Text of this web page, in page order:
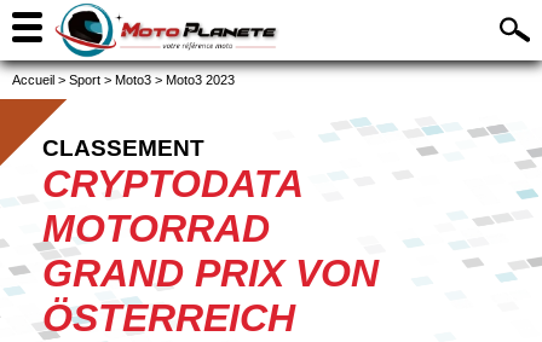
Accueil > Sport > Moto3 > Moto3 2023
CLASSEMENT
CRYPTODATA
MOTORRAD
GRAND PRIX VON
ÖSTERREICH